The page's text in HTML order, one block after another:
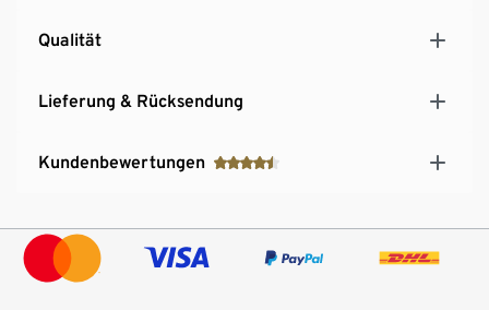
Qualität
Lieferung & Rücksendung
Kundenbewertungen